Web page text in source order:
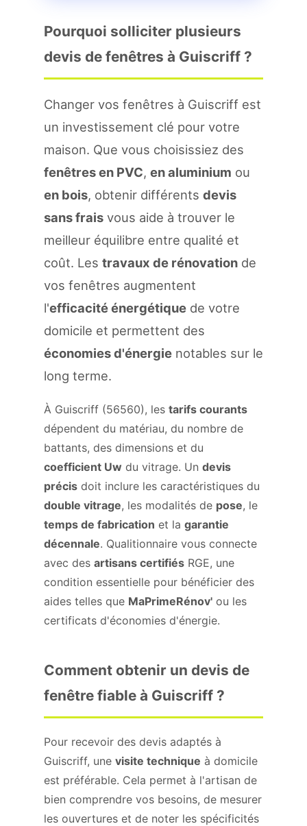
Pourquoi solliciter plusieurs
devis de fenêtres à Guiscriff ?
Changer vos fenêtres à Guiscriff est
un investissement clé pour votre
maison. Que vous choisissiez des
fenêtres en PVC, en aluminium ou
en bois, obtenir différents devis
sans frais vous aide à trouver le
meilleur équilibre entre qualité et
coût. Les travaux de rénovation de
vos fenêtres augmentent
l'efficacité énergétique de votre
domicile et permettent des
économies d'énergie notables sur le
long terme.
À Guiscriff (56560), les tarifs courants
dépendent du matériau, du nombre de
battants, des dimensions et du
coefficient Uw du vitrage. Un devis
précis doit inclure les caractéristiques du
double vitrage, les modalités de pose, le
temps de fabrication et la garantie
décennale. Qualitionnaire vous connecte
avec des artisans certifiés RGE, une
condition essentielle pour bénéficier des
aides telles que MaPrimeRénov' ou les
certificats d'économies d'énergie.
Comment obtenir un devis de
fenêtre fiable à Guiscriff ?
Pour recevoir des devis adaptés à
Guiscriff, une visite technique à domicile
est préférable. Cela permet à l'artisan de
bien comprendre vos besoins, de mesurer
les ouvertures et de noter les spécificités